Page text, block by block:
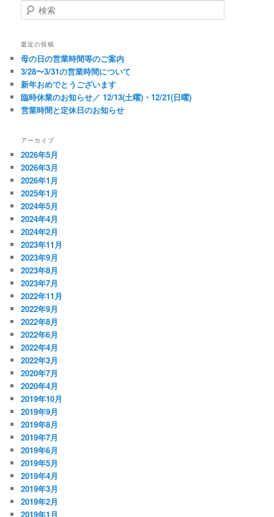
動
検
索
最近の投稿
母の日の営業時間等のご案内
3/28〜3/31の営業時間について
新年おめでとうございます
臨時休業のお知らせ／ 12/13(土曜)・12/21(日曜)
営業時間と定休日のお知らせ
アーカイブ
2026年5月
2026年3月
2026年1月
2025年1月
2024年5月
2024年4月
2024年2月
2023年11月
2023年9月
2023年8月
2023年7月
2022年11月
2022年9月
2022年8月
2022年6月
2022年4月
2022年3月
2020年7月
2020年4月
2019年10月
2019年9月
2019年8月
2019年7月
2019年6月
2019年5月
2019年4月
2019年3月
2019年2月
2019年1月